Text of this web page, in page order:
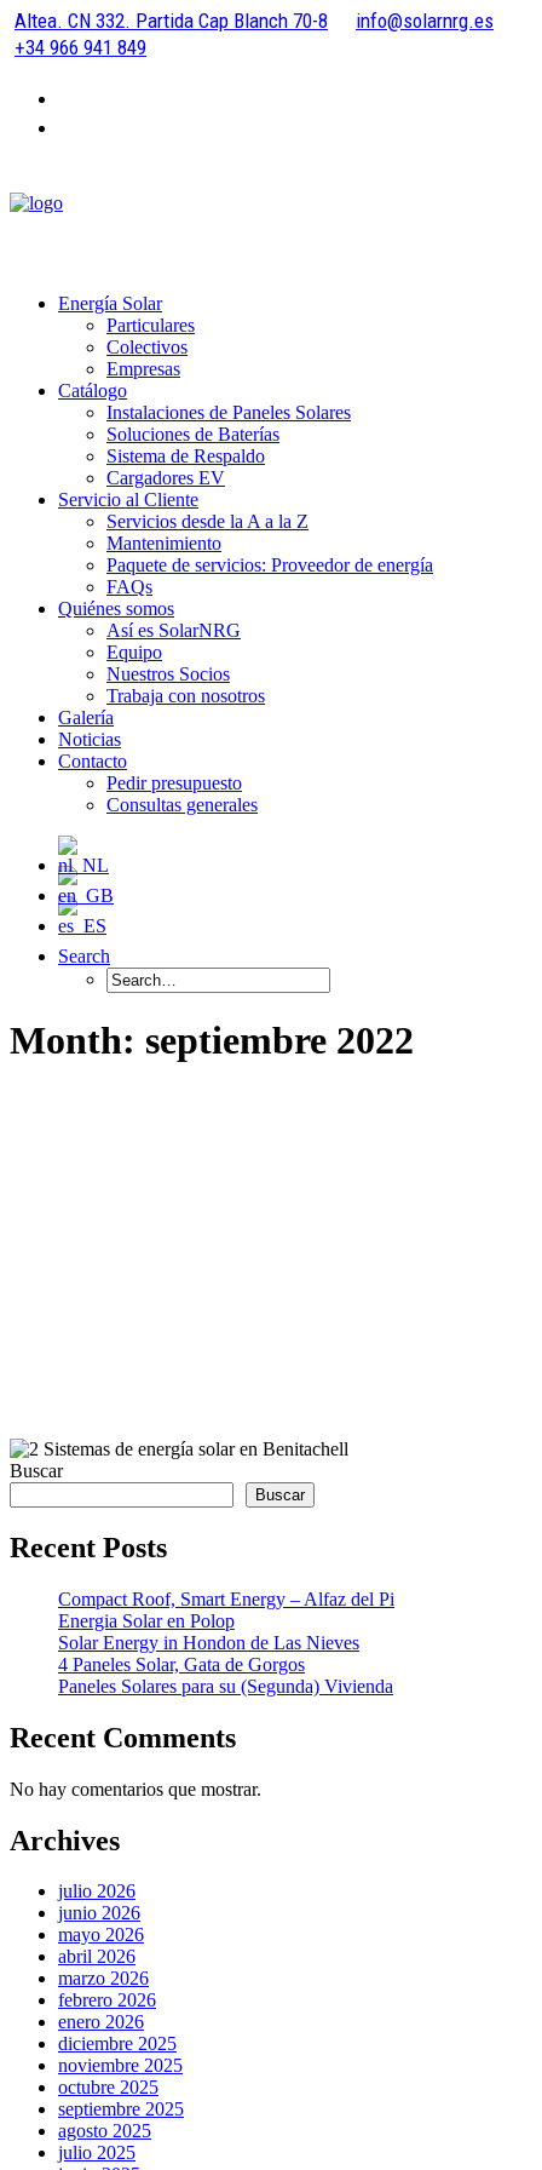
Altea. CN 332. Partida Cap Blanch 70-8
info@solarnrg.es
+34 966 941 849
Energía Solar
Particulares
Colectivos
Empresas
Catálogo
Instalaciones de Paneles Solares
Soluciones de Baterías
Sistema de Respaldo
Cargadores EV
Servicio al Cliente
Servicios desde la A a la Z
Mantenimiento
Paquete de servicios: Proveedor de energía
FAQs
Quiénes somos
Así es SolarNRG
Equipo
Nuestros Socios
Trabaja con nosotros
Galería
Noticias
Contacto
Pedir presupuesto
Consultas generales
Search
Month: septiembre 2022
Buscar
Buscar
Recent Posts
Compact Roof, Smart Energy – Alfaz del Pi
Energia Solar en Polop
Solar Energy in Hondon de Las Nieves
4 Paneles Solar, Gata de Gorgos
Paneles Solares para su (Segunda) Vivienda
Recent Comments
No hay comentarios que mostrar.
Archives
julio 2026
junio 2026
mayo 2026
abril 2026
marzo 2026
febrero 2026
enero 2026
diciembre 2025
noviembre 2025
octubre 2025
septiembre 2025
agosto 2025
julio 2025